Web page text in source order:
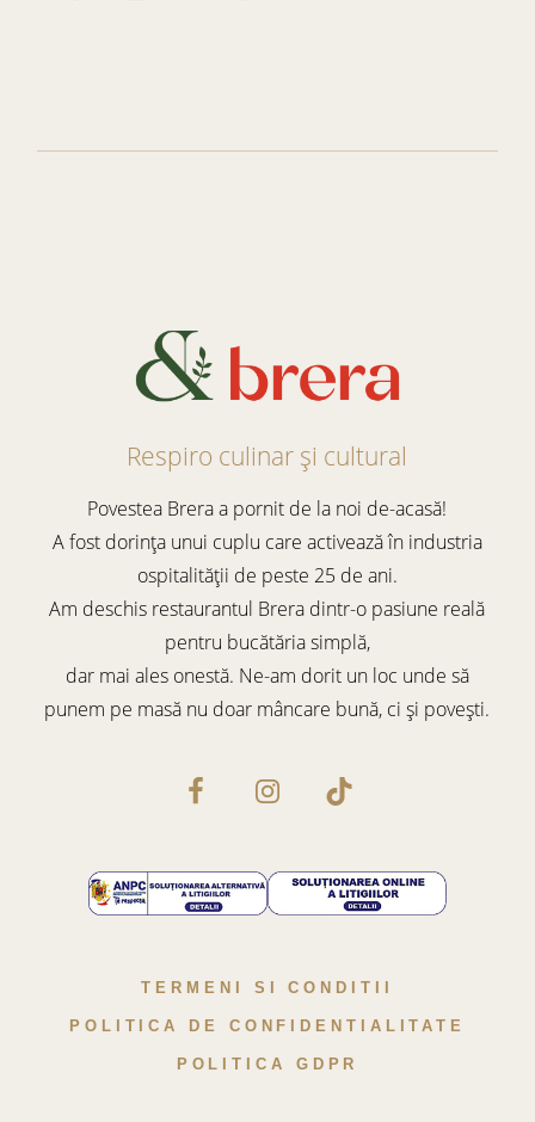
Respiro culinar și cultural
Povestea Brera a pornit de la noi de-acasă!
A fost dorința unui cuplu care activează în industria
ospitalității de peste 25 de ani.
Am deschis restaurantul Brera dintr-o pasiune reală
pentru bucătăria simplă,
dar mai ales onestă. Ne-am dorit un loc unde să
punem pe masă nu doar mâncare bună, ci și povești.
TERMENI SI CONDITII
POLITICA DE CONFIDENTIALITATE
POLITICA GDPR